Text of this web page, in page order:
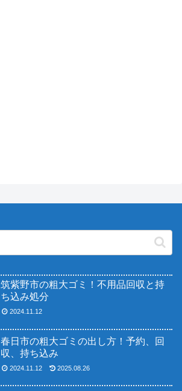
筑紫野市の粗大ゴミ！不用品回収と持
ち込み処分
2024.11.12
春日市の粗大ゴミの出し方！予約、回
収、持ち込み
2024.11.12 2025.08.26